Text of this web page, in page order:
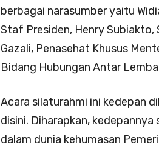
berbagai narasumber yaitu
Staf Presiden, Henry
Gazali, Penasehat Khusus
Bidang Hubungan Antar
Acara silaturahmi ini kedepan
disini. Diharapkan,
dalam dunia kehumasan